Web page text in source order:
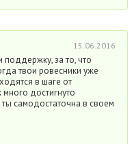
15.06.2016
поддержку, за то, что
твои ровесники уже
в шаге от
достигнуто
самодостаточна в своем